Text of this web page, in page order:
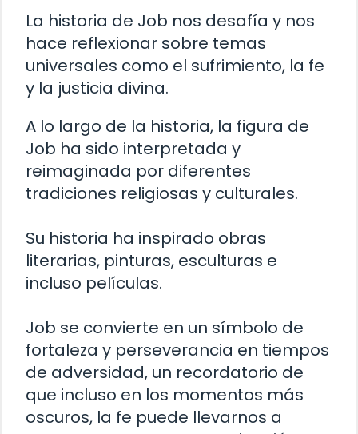
La historia de Job nos desafía y nos
hace reflexionar sobre temas
universales como el sufrimiento, la fe
y la justicia divina.
A lo largo de la historia, la figura de
Job ha sido interpretada y
reimaginada por diferentes
tradiciones religiosas y culturales.
Su historia ha inspirado obras
literarias, pinturas, esculturas e
incluso películas.
Job se convierte en un símbolo de
fortaleza y perseverancia en tiempos
de adversidad, un recordatorio de
que incluso en los momentos más
oscuros, la fe puede llevarnos a